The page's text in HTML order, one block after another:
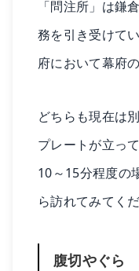
「問注所」は鎌
務を引き受けて
府において幕府
どちらも現在は
プレートが立っ
10～15分程度の
ら訪れてみてくだ
腹切やぐら